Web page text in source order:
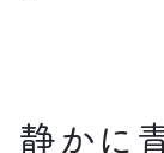
静かに